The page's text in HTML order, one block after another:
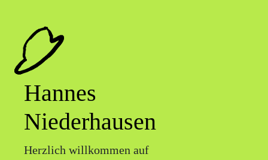
Hannes
Niederhausen
Herzlich willkommen auf